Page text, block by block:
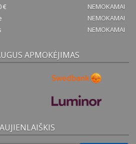
€
NEMOKAMAI
NEMOKAMAI
NEMOKAMAI
APMOKĖJIMAS